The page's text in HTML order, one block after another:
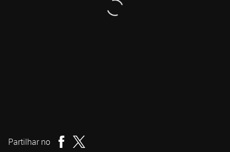
Partilhar no